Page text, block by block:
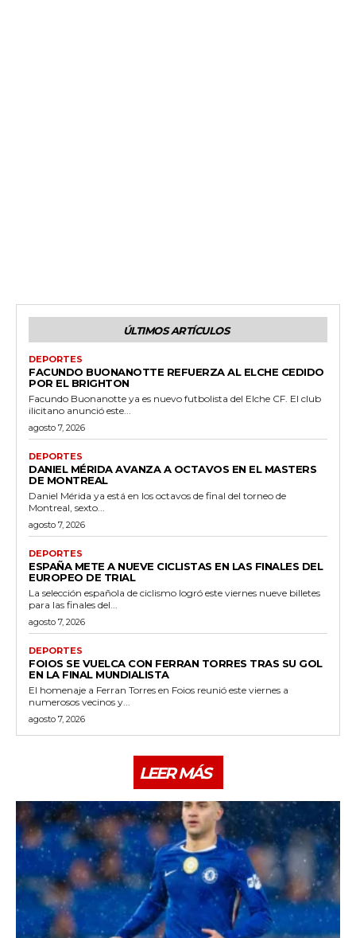
ÚLTIMOS ARTÍCULOS
DEPORTES
FACUNDO BUONANOTTE REFUERZA AL ELCHE CEDIDO
POR EL BRIGHTON
Facundo Buonanotte ya es nuevo futbolista del Elche CF. El club
ilicitano anunció este...
agosto 7, 2026
DEPORTES
DANIEL MÉRIDA AVANZA A OCTAVOS EN EL MASTERS
DE MONTREAL
Daniel Mérida ya está en los octavos de final del torneo de
Montreal, sexto...
agosto 7, 2026
DEPORTES
ESPAÑA METE A NUEVE CICLISTAS EN LAS FINALES DEL
EUROPEO DE TRIAL
La selección española de ciclismo logró este viernes nueve billetes
para las finales del...
agosto 7, 2026
DEPORTES
FOIOS SE VUELCA CON FERRAN TORRES TRAS SU GOL
EN LA FINAL MUNDIALISTA
El homenaje a Ferran Torres en Foios reunió este viernes a
numerosos vecinos y...
agosto 7, 2026
LEER MÁS